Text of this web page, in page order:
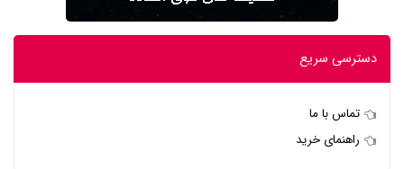
دسترسی سریع
تماس با ما
راهنمای خرید